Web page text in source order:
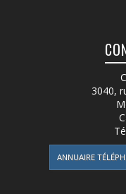
3040,
ANNUAIRE